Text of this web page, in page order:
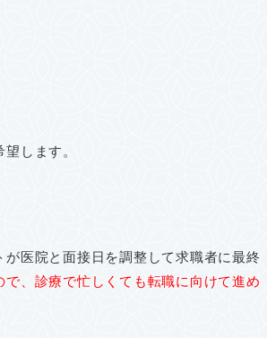
します。
医院と面接日を調整して求職者に最終
、診療で忙しくても転職に向けて進め